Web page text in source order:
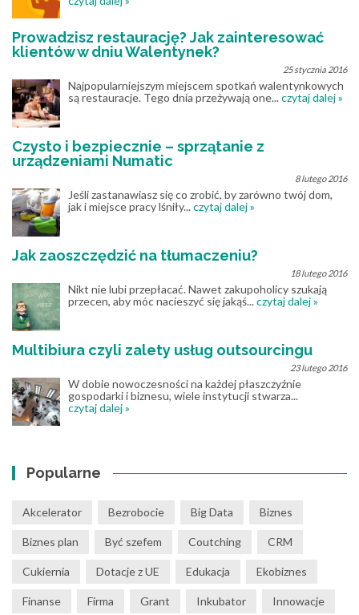
Prowadzisz restaurację? Jak zainteresować
klientów w dniu Walentynek?
25 stycznia 2016
Najpopularniejszym miejscem spotkań walentynkowych
są restauracje. Tego dnia przeżywają one...czytaj dalej »
Czysto i bezpiecznie – sprzątanie z
urządzeniami Numatic
8 lutego 2016
Jeśli zastanawiasz się co zrobić, by zarówno twój dom,
jak i miejsce pracy lśniły...czytaj dalej »
Jak zaoszczędzić na tłumaczeniu?
18 lutego 2016
Nikt nie lubi przepłacać. Nawet zakupoholicy szukają
przecen, aby móc nacieszyć się jakąś...czytaj dalej »
Multibiura czyli zalety usług outsourcingu
23 lutego 2016
W dobie nowoczesności na każdej płaszczyźnie
gospodarki i biznesu, wiele instytucji stwarza...
czytaj dalej »
Popularne
Akcelerator Bezrobocie Big Data Biznes
Biznes plan Być szefem Coutching CRM
Cukiernia Dotacje z UE Edukacja Ekobiznes
Finanse Firma Grant Inkubator Innowacje